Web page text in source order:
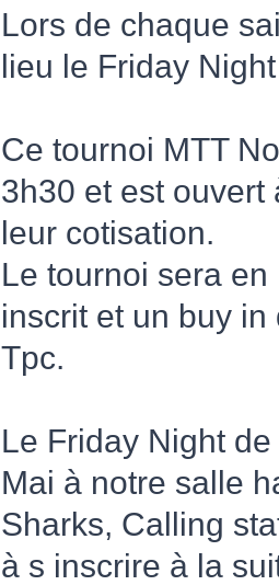
Lors de chaque
lieu le Friday
Ce tournoi MTT
3h30 et est ouvert
leur cotisation.
Le tournoi sera
inscrit et un buy
Tpc.
Le Friday Night
Mai à notre salle
Sharks, Calling
à s inscrire à la